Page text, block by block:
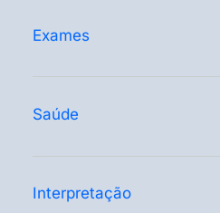
Exames
Saúde
Interpretação